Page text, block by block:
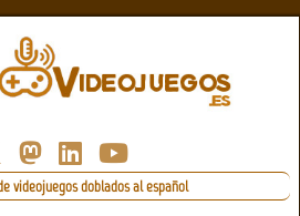
videojuegos doblados al español